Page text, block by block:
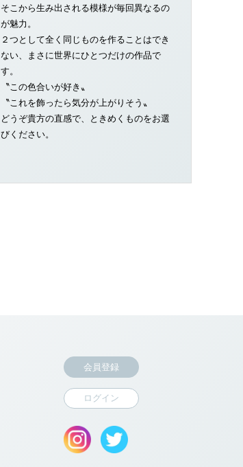
そこから生み出される模様が毎回異なるの
が魅力。
２つとして全く同じものを作ることはでき
ない、まさに世界にひとつだけの作品で
す。
〝この色合いが好き〟
〝これを飾ったら気分が上がりそう〟
どうぞ貴方の直感で、ときめくものをお選
びください。
会員登録
ログイン